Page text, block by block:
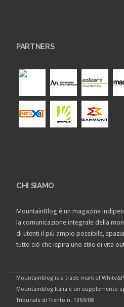
PARTNERS
CHI SIAMO
MountainBlog è un magazine
la comunicazione integrale della
di utenti il più ampio possibile,
tutto ciò che ispira uno stile di vita
Mountainblog is a trade mark of
Mountainblog Italia è un supplemento
Tribunale di Trento n. 1369/08